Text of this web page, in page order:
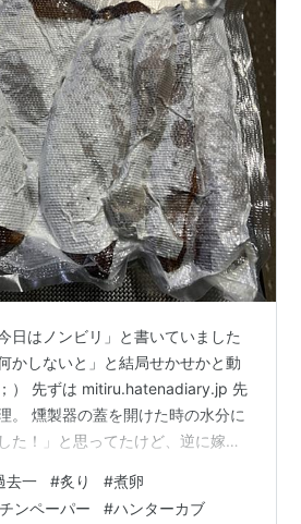
日はノンビリ」と書いていました
かしないと」と結局せかせかと動
） 先ずは mitiru.hatenadiary.jp 先
。 燻製器の蓋を開けた時の水分に
た！」と思ってたけど、逆に嫁曰
分からんす。 燻製初めて５年は経
深いっす。 とりあえず豚と鶏の半
去一 #炙り #煮卵
ンペーパー #ハンターカブ